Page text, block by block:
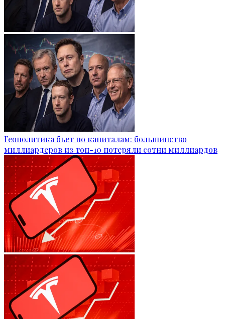
Геополитика бьет по капиталам: большинство
миллиардеров из топ-10 потеряли сотни миллиардов